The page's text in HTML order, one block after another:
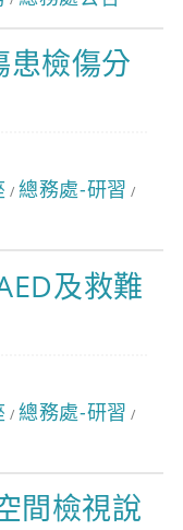
患檢傷分
/ 總務處-研習 /
及救難
/ 總務處-研習 /
間檢視說